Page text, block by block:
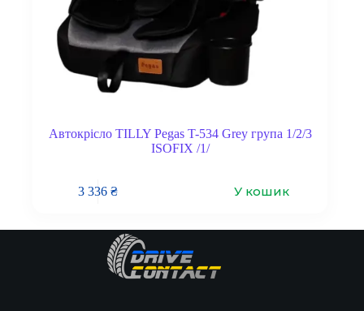
Автокрісло TILLY Pegas T-534 Grey група 1/2/3
ISOFIX /1/
3 336₴ У кошик